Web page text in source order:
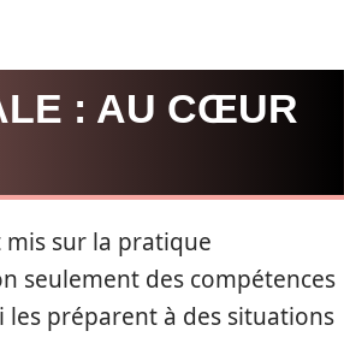
: AU CŒUR
mis sur la pratique
seulement des compétences
préparent à des situations